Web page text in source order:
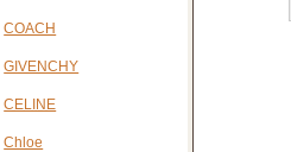
COACH
GIVENCHY
CELINE
Chloe